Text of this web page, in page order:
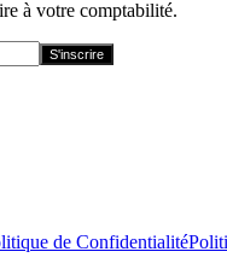
à votre comptabilité.
S'inscrire
de Confidentialité